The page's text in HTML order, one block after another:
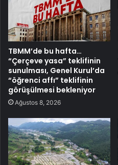
TBMM’de bu hafta…
“Çerçeve yasa” teklifinin
sunulması, Genel Kurul’da
“öğrenci affı” teklifinin
görüşülmesi bekleniyor
Ağustos 8, 2026